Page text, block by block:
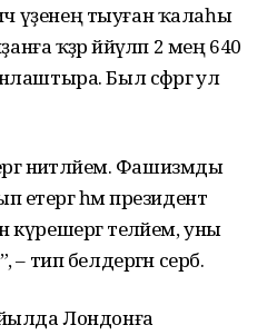
үҙенең тыуған ҡалаһы
ҡәҙәр йәйәүләп 2 мең 640
Был сәфәргә ул
ниәтләйем. Фашизмды
етергә һәм президент
теләйем, уны
тип белдергән серб.
Лондонға